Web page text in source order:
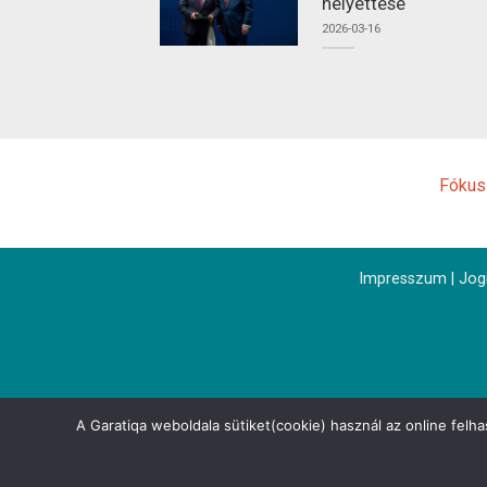
2026-03-16
Impresszum
A Garatiqa weboldala sütiket(cookie) használ az online